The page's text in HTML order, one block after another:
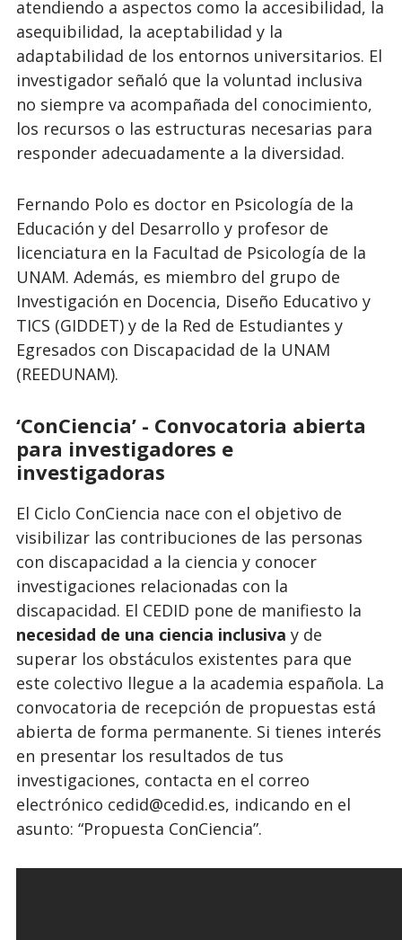
atendiendo a aspectos como la accesibilidad, la
asequibilidad, la aceptabilidad y la
adaptabilidad de los entornos universitarios. El
investigador señaló que la voluntad inclusiva
no siempre va acompañada del conocimiento,
los recursos o las estructuras necesarias para
responder adecuadamente a la diversidad.
Fernando Polo es doctor en Psicología de la
Educación y del Desarrollo y profesor de
licenciatura en la Facultad de Psicología de la
UNAM. Además, es miembro del grupo de
Investigación en Docencia, Diseño Educativo y
TICS (GIDDET) y de la Red de Estudiantes y
Egresados con Discapacidad de la UNAM
(REEDUNAM).
‘ConCiencia’ - Convocatoria abierta
para investigadores e
investigadoras
El Ciclo ConCiencia nace con el objetivo de
visibilizar las contribuciones de las personas
con discapacidad a la ciencia y conocer
investigaciones relacionadas con la
discapacidad. El CEDID pone de manifiesto la
necesidad de una ciencia inclusiva y de
superar los obstáculos existentes para que
este colectivo llegue a la academia española. La
convocatoria de recepción de propuestas está
abierta de forma permanente. Si tienes interés
en presentar los resultados de tus
investigaciones, contacta en el correo
electrónico cedid@cedid.es, indicando en el
asunto: “Propuesta ConCiencia”.